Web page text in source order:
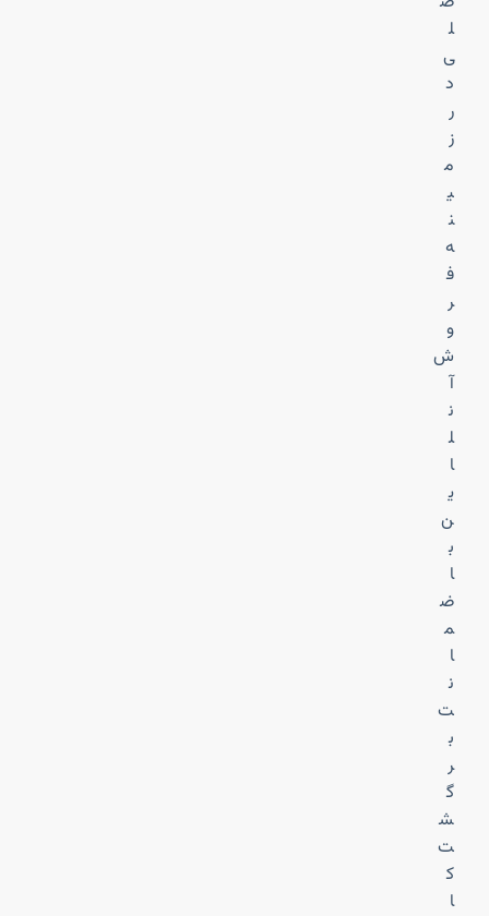
ل
ی
د
ر
ز
م
ی
ن
ه
ف
ر
و
ش
آ
ن
ل
ا
ی
ن
ب
ا
ض
م
ا
ن
ت
ب
ر
گ
ش
ت
ک
ا